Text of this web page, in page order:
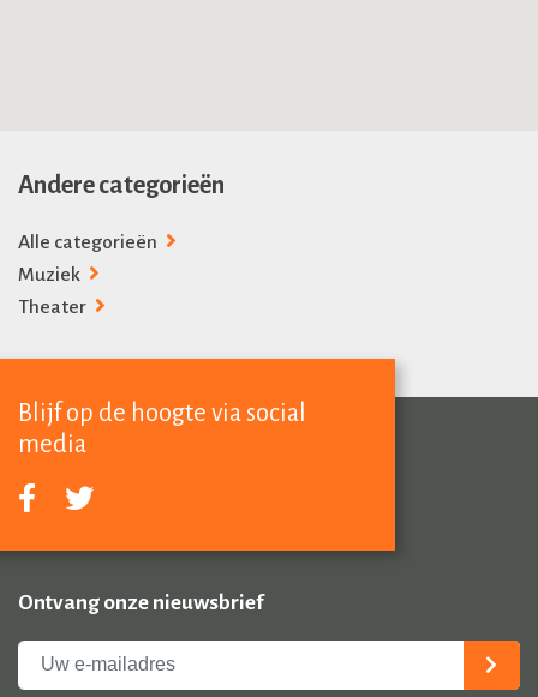
Andere categorieën
Alle categorieën
Muziek
Theater
Blijf op de hoogte via social
media
Ontvang onze nieuwsbrief